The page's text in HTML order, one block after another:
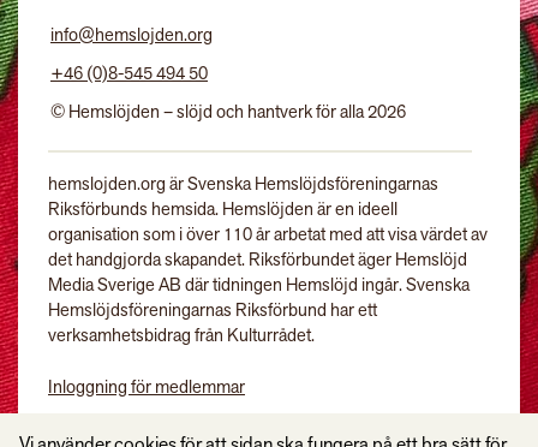
info@hemslojden.org
+46 (0)8-545 494 50
© Hemslöjden – slöjd och hantverk för alla 2026
hemslojden.org är Svenska Hemslöjdsföreningarnas
Riksförbunds hemsida. Hemslöjden är en ideell
organisation som i över 110 år arbetat med att visa värdet av
det handgjorda skapandet. Riksförbundet äger Hemslöjd
Media Sverige AB där tidningen Hemslöjd ingår. Svenska
Hemslöjdsföreningarnas Riksförbund har ett
verksamhetsbidrag från Kulturrådet.
Inloggning för medlemmar